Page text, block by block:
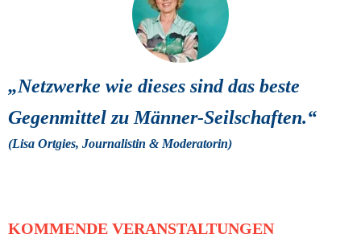
„Netzwerke wie dieses sind das beste
Gegenmittel zu Männer-Seilschaften.“
(Lisa Ortgies, Journalistin & Moderatorin)
KOMMENDE VERANSTALTUNGEN